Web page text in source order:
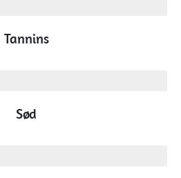
Tannins
Sød